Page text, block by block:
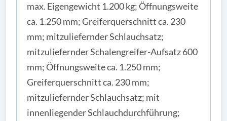
max. Eigengewicht 1.200 kg; Öffnungsweite
ca. 1.250 mm; Greiferquerschnitt ca. 230
mm; mitzuliefernder Schlauchsatz;
mitzuliefernder Schalengreifer-Aufsatz 600
mm; Öffnungsweite ca. 1.250 mm;
Greiferquerschnitt ca. 230 mm;
mitzuliefernder Schlauchsatz; mit
innenliegender Schlauchdurchführung;